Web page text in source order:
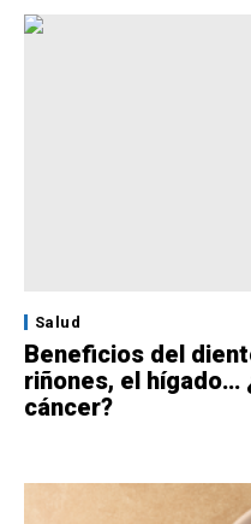
Salud
Beneficios del
riñones, el hígado…
cáncer?